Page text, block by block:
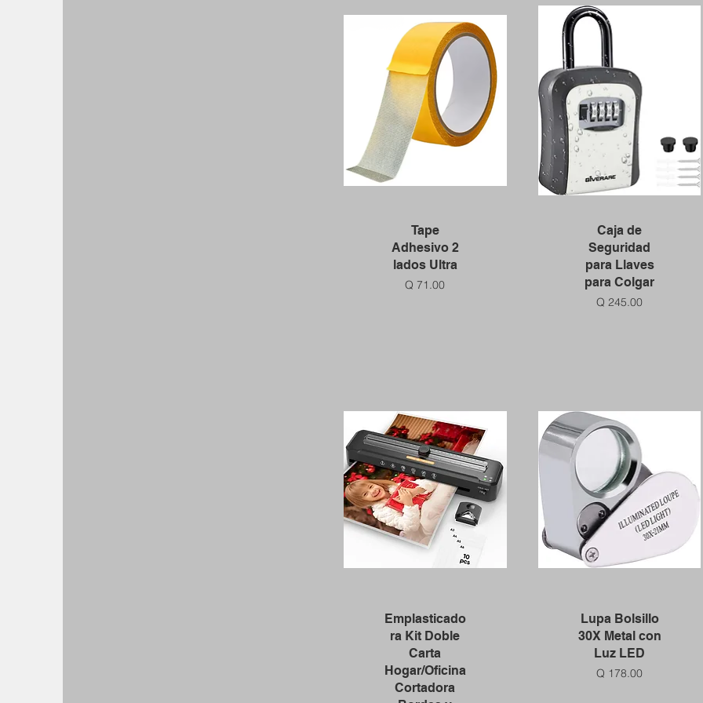
Vista rápida
Tape
Adhesivo 2
lados Ultra
Precio
Q 71.00
Vista rápida
Caja de
Seguridad
para Llaves
para Colgar
Precio
Q 245.00
Vista rápida
Emplasticado
ra Kit Doble
Carta
Hogar/Oficina
Cortadora
Vista rápida
Lupa Bolsillo
30X Metal con
Luz LED
Precio
Q 178.00